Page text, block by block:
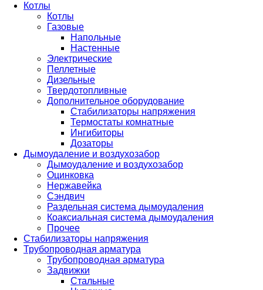
Котлы
Котлы
Газовые
Напольные
Настенные
Электрические
Пеллетные
Дизельные
Твердотопливные
Дополнительное оборудование
Стабилизаторы напряжения
Термостаты комнатные
Ингибиторы
Дозаторы
Дымоудаление и воздухозабор
Дымоудаление и воздухозабор
Оцинковка
Нержавейка
Сэндвич
Раздельная система дымоудаления
Коаксиальная система дымоудаления
Прочее
Стабилизаторы напряжения
Трубопроводная арматура
Трубопроводная арматура
Задвижки
Стальные